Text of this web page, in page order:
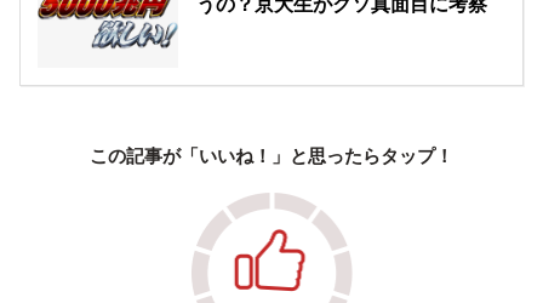
うの？京大生がクソ真面目に考察
この記事が「いいね！」と思ったらタップ！